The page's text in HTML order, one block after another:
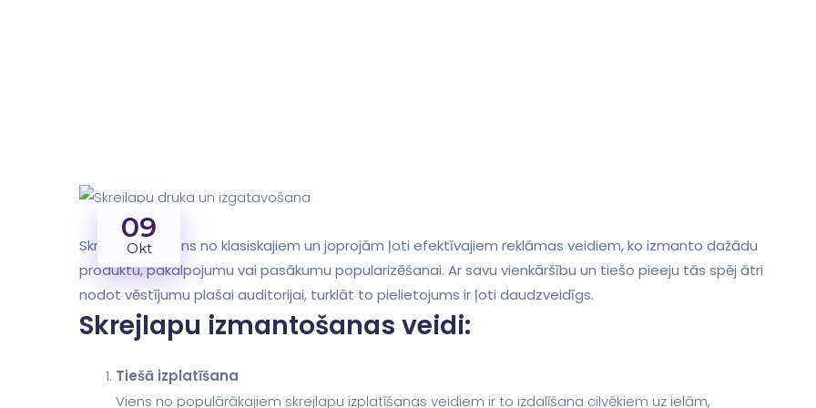
09
Okt
Skrejlapas ir viens no klasiskajiem un joprojām ļoti efektīvajiem reklāmas veidiem, ko izmanto dažādu
produktu, pakalpojumu vai pasākumu popularizēšanai. Ar savu vienkāršību un tiešo pieeju tās spēj ātri
nodot vēstījumu plašai auditorijai, turklāt to pielietojums ir ļoti daudzveidīgs.
Skrejlapu izmantošanas veidi:
Tiešā izplatīšana
Viens no populārākajiem skrejlapu izplatīšanas veidiem ir to izdalīšana cilvēkiem uz ielām,